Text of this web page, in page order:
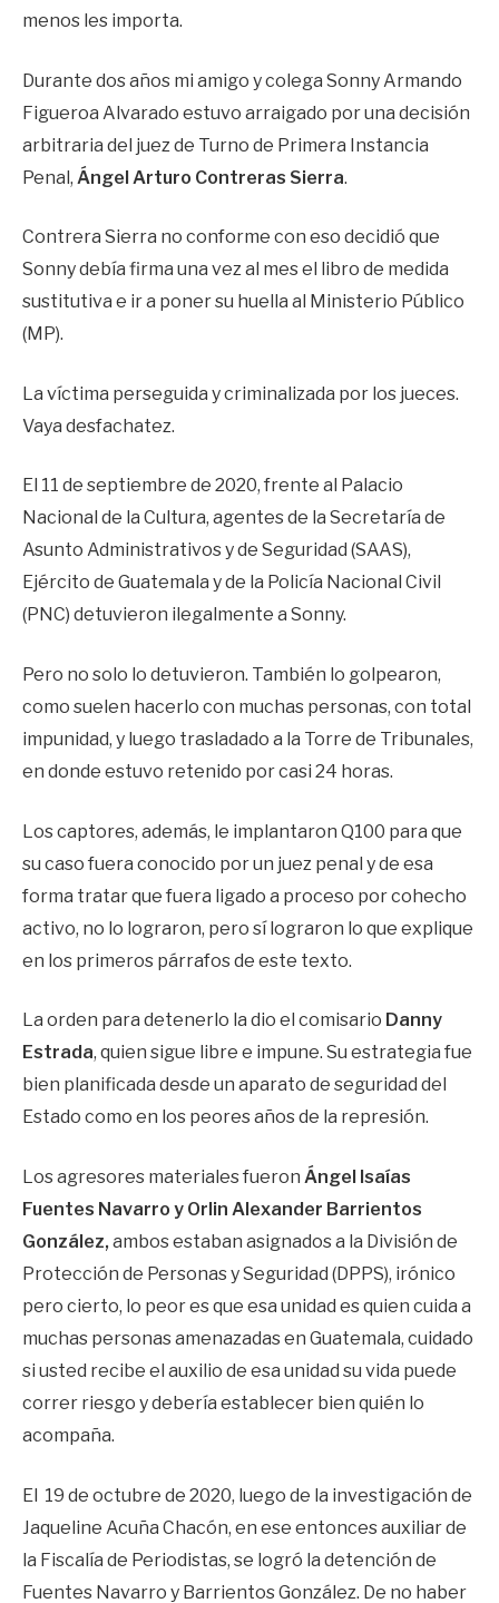
menos les importa.
Durante dos años mi amigo y colega Sonny Armando
Figueroa Alvarado estuvo arraigado por una decisión
arbitraria del juez de Turno de Primera Instancia
Penal, Ángel Arturo Contreras Sierra.
Contrera Sierra no conforme con eso decidió que
Sonny debía firma una vez al mes el libro de medida
sustitutiva e ir a poner su huella al Ministerio Público
(MP).
La víctima perseguida y criminalizada por los jueces.
Vaya desfachatez.
El 11 de septiembre de 2020, frente al Palacio
Nacional de la Cultura, agentes de la Secretaría de
Asunto Administrativos y de Seguridad (SAAS),
Ejército de Guatemala y de la Policía Nacional Civil
(PNC) detuvieron ilegalmente a Sonny.
Pero no solo lo detuvieron. También lo golpearon,
como suelen hacerlo con muchas personas, con total
impunidad, y luego trasladado a la Torre de Tribunales,
en donde estuvo retenido por casi 24 horas.
Los captores, además, le implantaron Q100 para que
su caso fuera conocido por un juez penal y de esa
forma tratar que fuera ligado a proceso por cohecho
activo, no lo lograron, pero sí lograron lo que explique
en los primeros párrafos de este texto.
La orden para detenerlo la dio el comisario Danny
Estrada, quien sigue libre e impune. Su estrategia fue
bien planificada desde un aparato de seguridad del
Estado como en los peores años de la represión.
Los agresores materiales fueron Ángel Isaías
Fuentes Navarro y Orlin Alexander Barrientos
González, ambos estaban asignados a la División de
Protección de Personas y Seguridad (DPPS), irónico
pero cierto, lo peor es que esa unidad es quien cuida a
muchas personas amenazadas en Guatemala, cuidado
si usted recibe el auxilio de esa unidad su vida puede
correr riesgo y debería establecer bien quién lo
acompaña.
El 19 de octubre de 2020, luego de la investigación de
Jaqueline Acuña Chacón, en ese entonces auxiliar de
la Fiscalía de Periodistas, se logró la detención de
Fuentes Navarro y Barrientos González. De no haber